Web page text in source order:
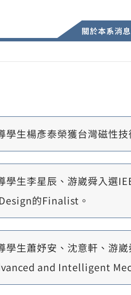
關於本系消
學生楊彥泰榮獲台灣磁性
學生李星辰、游崴舜入選
的Finalist。
學生蕭妤安、沈意軒、游
and Intelligent